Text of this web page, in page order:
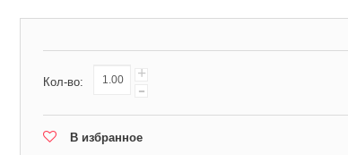
Кол-во: +
-
В избранное